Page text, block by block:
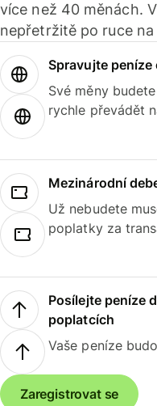
více než 40 měnách.
nepřetržitě po ruce
Spravujte
Své měny
rychle převádět
Mezinárodní
Už nebudete
poplatky za
Posílejte peníze
poplatcích
Vaše peníze
Zaregistrovat se